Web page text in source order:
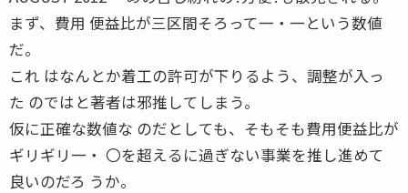
まず、費用 便益比が三区間そろって一・一という数値
だ。
これ はなんとか着工の許可が下りるよう、調整が入っ
た のではと著者は邪推してしまう。
仮に正確な数値な のだとしても、そもそも費用便益比が
ギリギリ一・ 〇を超えるに過ぎない事業を推し進めて
良いのだろ うか。